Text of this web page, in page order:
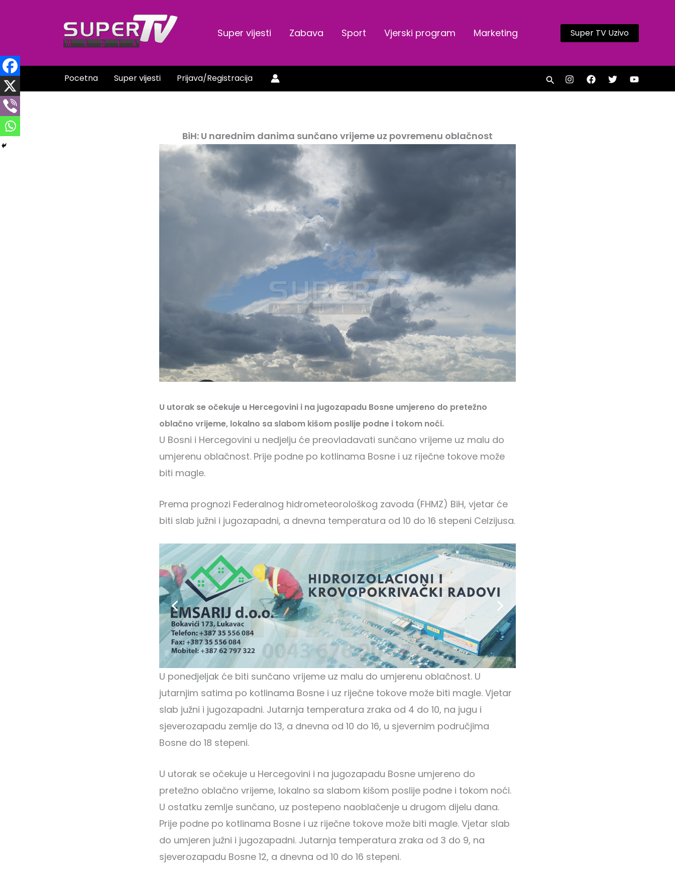
Super vijesti Zabava Sport Vjerski program Marketing Super TV Uzivo
Pocetna Super vijesti Prijava/Registracija Search
BiH: U narednim danima sunčano vrijeme uz povremenu oblačnost
U utorak se očekuje u Hercegovini i na jugozapadu Bosne umjereno do pretežno
oblačno vrijeme, lokalno sa slabom kišom poslije podne i tokom noći.
U Bosni i Hercegovini u nedjelju će preovladavati sunčano vrijeme uz malu do
umjerenu oblačnost. Prije podne po kotlinama Bosne i uz riječne tokove može
biti magle.
Prema prognozi Federalnog hidrometeorološkog zavoda (FHMZ) BiH, vjetar će
biti slab južni i jugozapadni, a dnevna temperatura od 10 do 16 stepeni Celzijusa.
U ponedjeljak će biti sunčano vrijeme uz malu do umjerenu oblačnost. U
jutarnjim satima po kotlinama Bosne i uz riječne tokove može biti magle. Vjetar
slab južni i jugozapadni. Jutarnja temperatura zraka od 4 do 10, na jugu i
sjeverozapadu zemlje do 13, a dnevna od 10 do 16, u sjevernim područjima
Bosne do 18 stepeni.
U utorak se očekuje u Hercegovini i na jugozapadu Bosne umjereno do
pretežno oblačno vrijeme, lokalno sa slabom kišom poslije podne i tokom noći.
U ostatku zemlje sunčano, uz postepeno naoblačenje u drugom dijelu dana.
Prije podne po kotlinama Bosne i uz riječne tokove može biti magle. Vjetar slab
do umjeren južni i jugozapadni. Jutarnja temperatura zraka od 3 do 9, na
sjeverozapadu Bosne 12, a dnevna od 10 do 16 stepeni.